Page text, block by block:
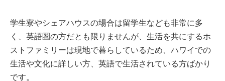
学生寮やシェアハウスの場合は留学生なども非常に多
く、英語圏の方だとも限りませんが、生活を共にするホ
ストファミリーは現地で暮らしているため、ハワイでの
生活や文化に詳しい方、英語で生活されている方ばかり
です。